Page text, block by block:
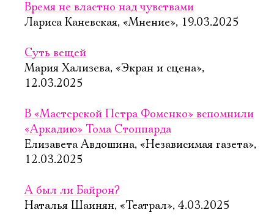
Время не властно над чувствами
Лариса Каневская, «Мнение», 19.03.2025
Суть вещей
Мария Хализева, «Экран и сцена»,
12.03.2025
В «Мастерской Петра Фоменко» вспомнили
«Аркадию» Тома Стоппарда
Елизавета Авдошина, «Независимая газета»,
12.03.2025
А был ли Байрон?
Наталья Шаинян, «Театрал», 4.03.2025